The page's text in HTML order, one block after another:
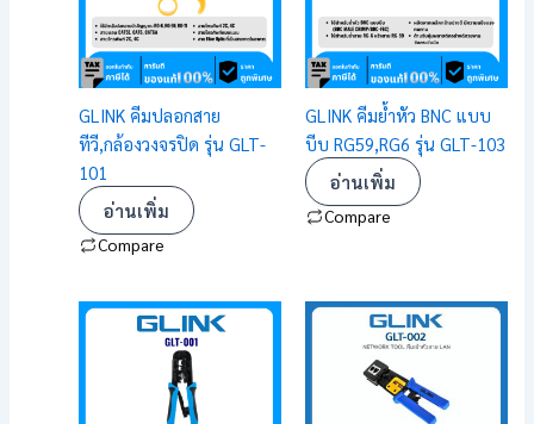
GLINK คีมปลอกสาย
ทีวี,กล้องวงจรปิด รุ่น GLT-
101
อ่านเพิ่ม
Compare
GLINK คีมย้ำหัว BNC แบบ
บีบ RG59,RG6 รุ่น GLT-103
อ่านเพิ่ม
Compare